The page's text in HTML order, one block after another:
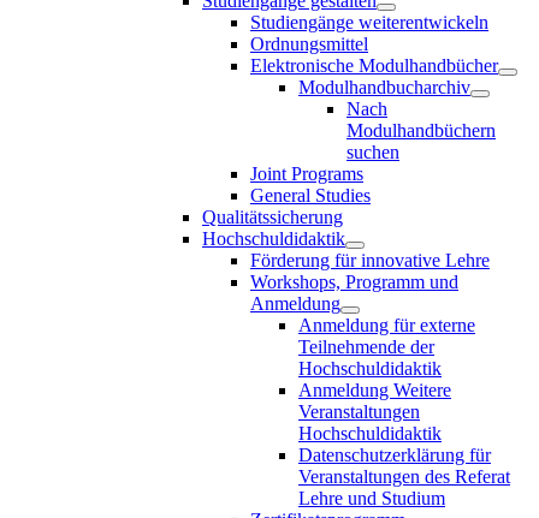
Studiengänge weiterentwickeln
Ordnungsmittel
Elektronische Modulhandbücher
Modulhandbucharchiv
Nach
Modulhandbüchern
suchen
Joint Programs
General Studies
Qualitätssicherung
Hochschuldidaktik
Förderung für innovative Lehre
Workshops, Programm und
Anmeldung
Anmeldung für externe
Teilnehmende der
Hochschuldidaktik
Anmeldung Weitere
Veranstaltungen
Hochschuldidaktik
Datenschutzerklärung für
Veranstaltungen des Referat
Lehre und Studium